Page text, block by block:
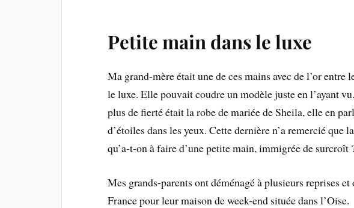
Petite main dans le luxe
Ma grand-mère était une de ces mains avec de l’or
le luxe. Elle pouvait coudre un modèle juste en l’ayant
plus de fierté était la robe de mariée de Sheila, elle en
d’étoiles dans les yeux. Cette dernière n’a remercié que
qu’a-t-on à faire d’une petite main, immigrée de surcroît
Mes grands-parents ont déménagé à plusieurs reprises
France pour leur maison de week-end située dans l’Oise.